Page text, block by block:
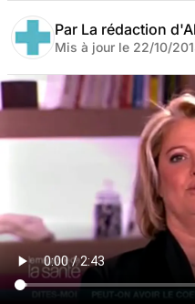
Par La rédaction
Mis à jour le 22/10/